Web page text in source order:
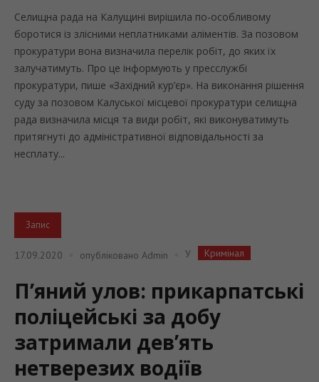
Селищна рада на Калущині вирішила по-особливому
боротися із злісними неплатниками аліментів. За позовом
прокуратури вона визначила перелік робіт, до яких їх
залучатимуть. Про це інформують у пресслужбі
прокуратури, пише «Західний кур’єр». На виконання рішення
суду за позовом Калуської місцевої прокуратури селищна
рада визначила місця та види робіт, які виконуватимуть
притягнуті до адміністративної відповідальності за
несплату...
Запис
17.09.2020 опубліковано Admin У Кримінал
П’яний улов: прикарпатські
поліцейські за добу
затримали дев’ять
нетверезих водіїв